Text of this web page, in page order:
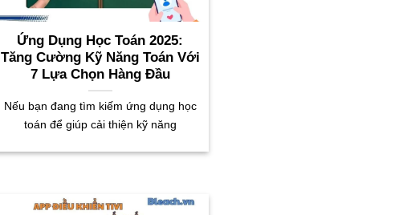
Ứng Dụng Học Toán 2025:
Tăng Cường Kỹ Năng Toán Với
7 Lựa Chọn Hàng Đầu
Nếu bạn đang tìm kiếm ứng dụng học
toán để giúp cải thiện kỹ năng